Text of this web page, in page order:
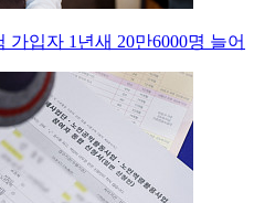
가입자 1년새 20만6000명 늘어